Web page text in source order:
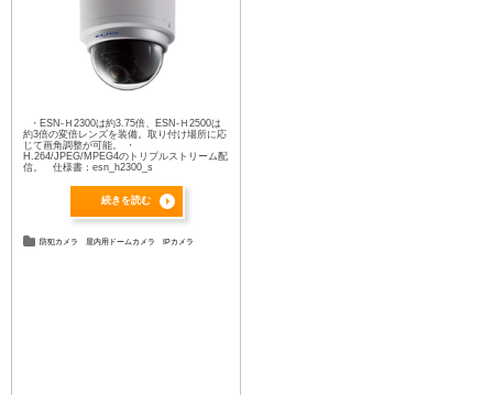
・ESN-Ｈ2300は約3.75倍、ESN-Ｈ2500は
約3倍の変倍レンズを装備。取り付け場所に応
じて画角調整が可能。 ・
H.264/JPEG/MPEG4のトリプルストリーム配
信。 仕様書：esn_h2300_s
続きを読む
防犯カメラ 屋内用ドームカメラ IPカメラ